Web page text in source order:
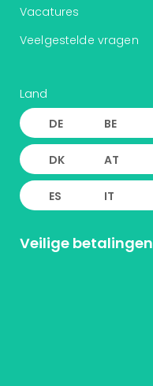
Vacatures
Veelgestelde vragen
Land
DE BE
DK AT
ES IT
Veilige betalingen